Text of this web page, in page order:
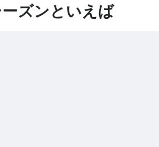
ズンといえば